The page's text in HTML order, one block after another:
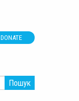
DONATE
Пошук